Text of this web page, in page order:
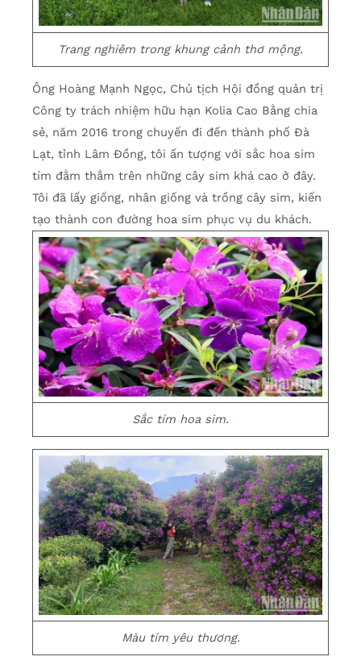
Trang nghiêm trong khung cảnh thơ mộng.
Ông Hoàng Mạnh Ngọc, Chủ tịch Hội đồng quản trị
Công ty trách nhiệm hữu hạn Kolia Cao Bằng chia
sẻ, năm 2016 trong chuyến đi đến thành phố Đà
Lạt, tỉnh Lâm Đồng, tôi ấn tượng với sắc hoa sim
tím đằm thắm trên những cây sim khá cao ở đây.
Tôi đã lấy giống, nhân giống và trồng cây sim, kiến
tạo thành con đường hoa sim phục vụ du khách.
Sắc tím hoa sim.
Màu tím yêu thương.